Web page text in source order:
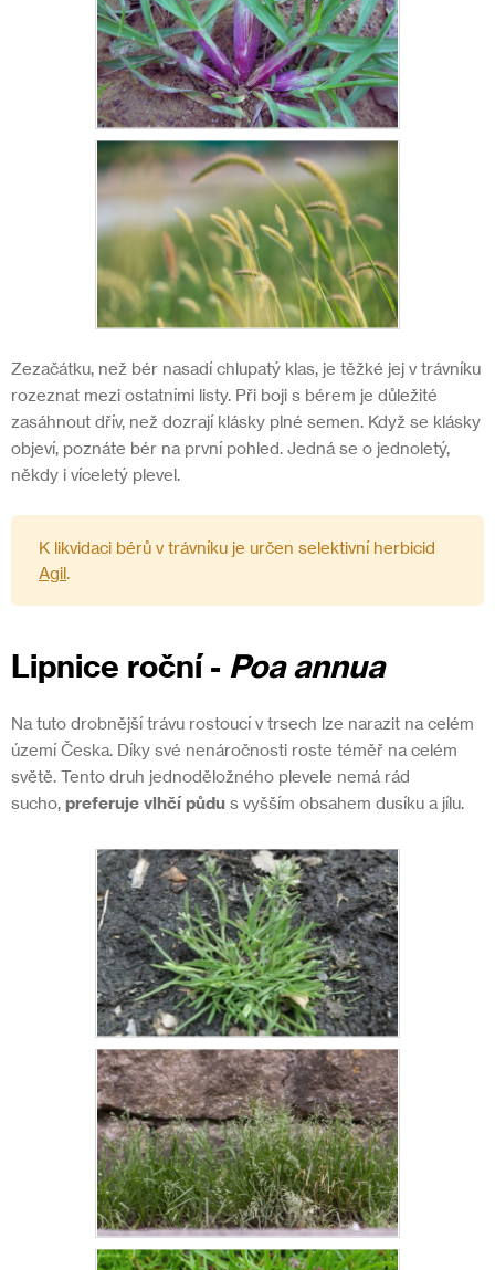
Zezačátku, než bér nasadí chlupatý klas, je těžké jej v trávníku
rozeznat mezi ostatními listy. Při boji s bérem je důležité
zasáhnout dřív, než dozrají klásky plné semen. Když se klásky
objeví, poznáte bér na první pohled. Jedná se o jednoletý,
někdy i víceletý plevel.
K likvidaci bérů v trávníku je určen selektivní herbicid
Agil.
Lipnice roční- Poa annua
Na tuto drobnější trávu rostoucí v trsech lze narazit na celém
území Česka. Díky své nenáročnosti roste téměř na celém
světě. Tento druh jednoděložného plevele nemá rád
sucho, preferuje vlhčí půdu s vyšším obsahem dusíku a jílu.